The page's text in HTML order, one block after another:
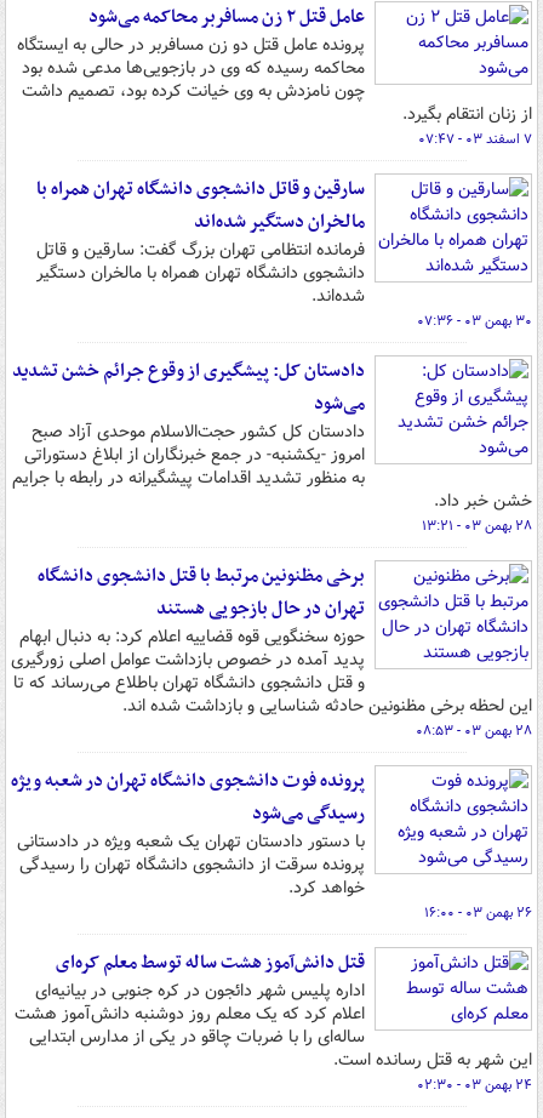
عامل قتل ۲ زن مسافربر محاکمه می‌شود
پرونده عامل قتل دو زن مسافربر در حالی به ایستگاه
محاکمه رسیده که وی در بازجویی‌ها مدعی شده بود
چون نامزدش به وی خیانت کرده بود، تصمیم داشت
از زنان انتقام بگیرد.
۷ اسفند ۰۳ - ۰۷:۴۷
سارقین و قاتل دانشجوی دانشگاه تهران همراه با
مالخران دستگیر شده‌اند
فرمانده انتظامی تهران بزرگ گفت: سارقین و قاتل
دانشجوی دانشگاه تهران همراه با مالخران دستگیر
شده‌اند.
۳۰ بهمن ۰۳ - ۰۷:۳۶
دادستان کل: پیشگیری از وقوع جرائم خشن تشدید
می‌شود
دادستان کل کشور حجت‌الاسلام موحدی آزاد صبح
امروز -یکشنبه- در جمع خبرنگاران از ابلاغ دستوراتی
به منظور تشدید اقدامات پیشگیرانه در رابطه با جرایم
خشن خبر داد.
۲۸ بهمن ۰۳ - ۱۳:۲۱
برخی مظنونین مرتبط با قتل دانشجوی دانشگاه
تهران در حال بازجویی هستند
حوزه سخنگویی قوه قضاییه اعلام کرد: به دنبال ابهام
پدید آمده در خصوص بازداشت عوامل اصلی زورگیری
و قتل دانشجوی دانشگاه تهران باطلاع می‌رساند که تا
این لحظه برخی مظنونین حادثه شناسایی و بازداشت شده اند.
۲۸ بهمن ۰۳ - ۰۸:۵۳
پرونده فوت دانشجوی دانشگاه تهران در شعبه ویژه
رسیدگی می‌شود
با دستور دادستان تهران یک شعبه ویژه در دادستانی
پرونده سرقت از دانشجوی دانشگاه تهران را رسیدگی
خواهد کرد.
۲۶ بهمن ۰۳ - ۱۶:۰۰
قتل دانش‌آموز هشت ساله توسط معلم کره‌ای
اداره پلیس شهر دائجون در کره جنوبی در بیانیه‌ای
اعلام کرد که یک معلم روز دوشنبه دانش‌آموز هشت
ساله‌ای را با ضربات چاقو در یکی از مدارس ابتدایی
این شهر به قتل رسانده است.
۲۴ بهمن ۰۳ - ۰۲:۳۰